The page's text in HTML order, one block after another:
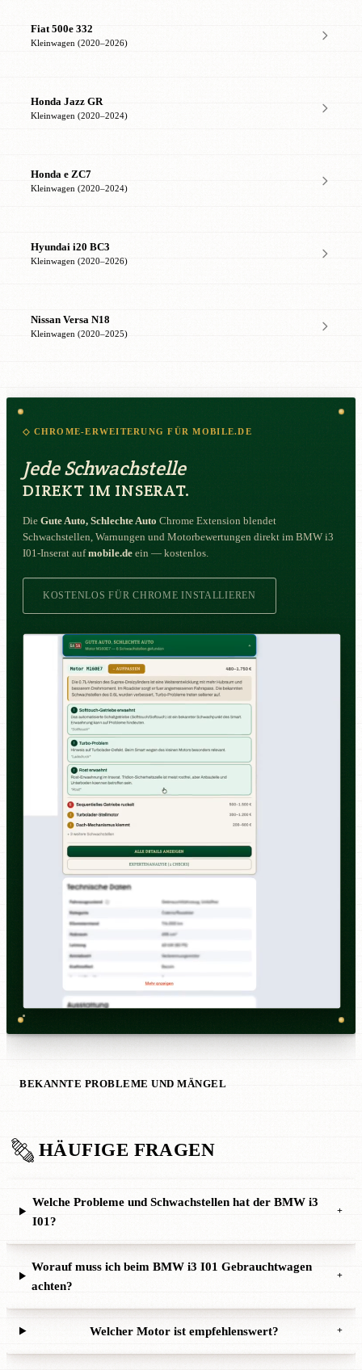
Fiat 500e 332
Kleinwagen (2020–2026)
Honda Jazz GR
Kleinwagen (2020–2024)
Honda e ZC7
Kleinwagen (2020–2024)
Hyundai i20 BC3
Kleinwagen (2020–2026)
Nissan Versa N18
Kleinwagen (2020–2025)
◇ CHROME-ERWEITERUNG FÜR MOBILE.DE
Jede Schwachstelle
DIREKT IM INSERAT.
Die Gute Auto, Schlechte Auto Chrome Extension blendet
Schwachstellen, Warnungen und Motorbewertungen direkt im BMW i3
I01-Inserat aufmobile.de ein — kostenlos.
KOSTENLOS FÜR CHROME INSTALLIEREN
BEKANNTE PROBLEME UND MÄNGEL
HÄUFIGE FRAGEN
Welche Probleme und Schwachstellen hat der BMW i3
I01?
+
Worauf muss ich beim BMW i3 I01 Gebrauchtwagen
achten?
+
Welcher Motor ist empfehlenswert? +